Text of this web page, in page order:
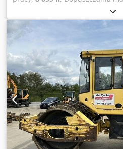
Silnik: Deutz Oznaczenie CE:
101583141318 Maszyny na
stronę internetową w
gotowych do zakupu.
prezentujemy online, dlatego
telefonicznego lub mailowego
Wszystkie nasze maszyny są
sprawdzone pod kątem
zdjęć? Skontaktuj się z nami, a
udostępnimy. Dcsdpfszblcrex
językach: niderlandzki,
hiszpański i rosyjski. Odkryj
niezawodnych maszyn.